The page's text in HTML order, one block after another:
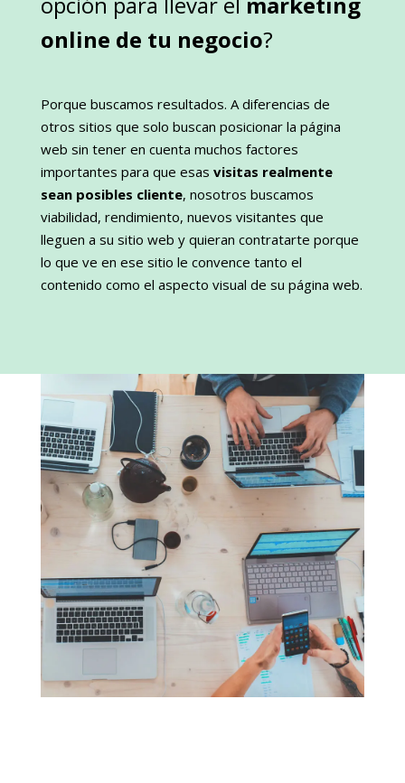
online de tu negocio?
Porque buscamos resultados. A diferencias de
otros sitios que solo buscan posicionar la página
web sin tener en cuenta muchos factores
importantes para que esas visitas realmente
sean posibles cliente, nosotros buscamos
viabilidad, rendimiento, nuevos visitantes que
lleguen a su sitio web y quieran contratarte porque
lo que ve en ese sitio le convence tanto el
contenido como el aspecto visual de su página web.